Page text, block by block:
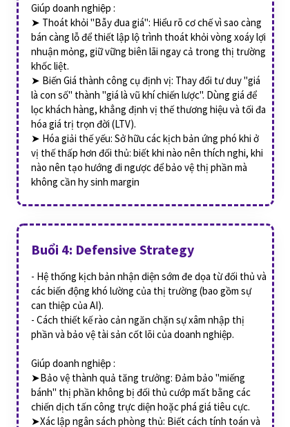
Giúp doanh nghiệp :
➤ Thoát khỏi "Bẫy đua giá": Hiểu rõ cơ chế vì sao càng
bán càng lỗ để thiết lập lộ trình thoát khỏi vòng xoáy lợi
nhuận mỏng, giữ vững biên lãi ngay cả trong thị trường
khốc liệt.
➤ Biến Giá thành công cụ định vị: Thay đổi tư duy "giá
là con số" thành "giá là vũ khí chiến lược". Dùng giá để
lọc khách hàng, khẳng định vị thế thương hiệu và tối đa
hóa giá trị trọn đời (LTV).
➤ Hóa giải thế yếu: Sở hữu các kịch bản ứng phó khi ở
vị thế thấp hơn đối thủ: biết khi nào nên thích nghi, khi
nào nên tạo hướng đi ngược để bảo vệ thị phần mà
không cần hy sinh margin
- Hệ thống kịch bản nhận diện sớm đe dọa từ đối thủ và
các biến động khó lường của thị trường (bao gồm sự
can thiệp của AI).
- Cách thiết kế rào cản ngăn chặn sự xâm nhập thị
phần và bảo vệ tài sản cốt lõi của doanh nghiệp.
Giúp doanh nghiệp :
➤Bảo vệ thành quả tăng trưởng: Đảm bảo "miếng
bánh" thị phần không bị đối thủ cướp mất bằng các
chiến dịch tấn công trực diện hoặc phá giá tiêu cực.
➤Xác lập ngân sách phòng thủ: Biết cách tính toán và
Buổi 4: Defensive Strategy